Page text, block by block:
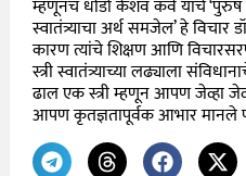
म्हणूनच धोंडो केशव कर्वे यांचे ‘पुरुष
स्वातंत्र्याचा अर्थ समजेल’ हे
कारण त्यांचे शिक्षण आणि
स्त्री स्वातंत्र्याच्या लढ्याला
ढाल एक स्त्री म्हणून आपण जेव्हा
आपण कृतज्ञतापूर्वक आभार मानले